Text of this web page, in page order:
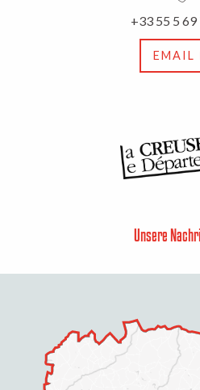
+33 55 5 69
EMAIL
Unsere